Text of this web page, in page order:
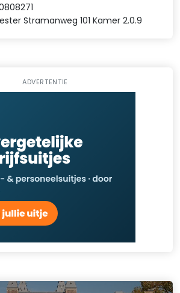
Stramanweg 101 Kamer 2.0.9
ADVERTENTIE